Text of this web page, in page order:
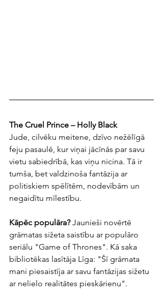
The Cruel Prince – Holly Black
Jude, cilvēku meitene, dzīvo nežēlīgā
feju pasaulē, kur viņai jācīnās par savu
vietu sabiedrībā, kas viņu nicina. Tā ir
tumša, bet valdzinoša fantāzija ar
politiskiem spēlītēm, nodevībām un
negaidītu mīlestību.
Kāpēc populāra? Jaunieši novērtē
grāmatas sižeta saistību ar populāro
seriālu "Game of Thrones". Kā saka
bibliotēkas lasītāja Līga: "Šī grāmata
mani piesaistīja ar savu fantāzijas sižetu
ar nelielo realitātes pieskārienu".